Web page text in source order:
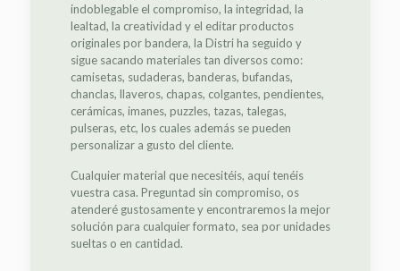
indoblegable el compromiso, la integridad, la
lealtad, la creatividad y el editar productos
originales por bandera, la Distri ha seguido y
sigue sacando materiales tan diversos como:
camisetas, sudaderas, banderas, bufandas,
chanclas, llaveros, chapas, colgantes, pendientes,
cerámicas, imanes, puzzles, tazas, talegas,
pulseras, etc, los cuales además se pueden
personalizar a gusto del cliente.
Cualquier material que necesitéis, aquí tenéis
vuestra casa. Preguntad sin compromiso, os
atenderé gustosamente y encontraremos la mejor
solución para cualquier formato, sea por unidades
sueltas o en cantidad.